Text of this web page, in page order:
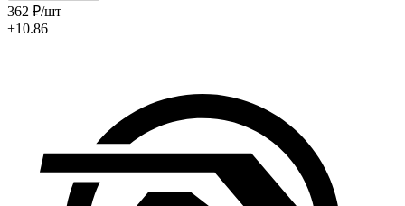
362 ₽/шт
+10.86